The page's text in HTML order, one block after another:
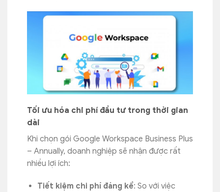
Tối ưu hóa chi phí đầu tư trong thời gian
dài
Khi chọn gói Google Workspace Business Plus
– Annually, doanh nghiệp sẽ nhận được rất
nhiều lợi ích:
Tiết kiệm chi phí đáng kể: So với việc